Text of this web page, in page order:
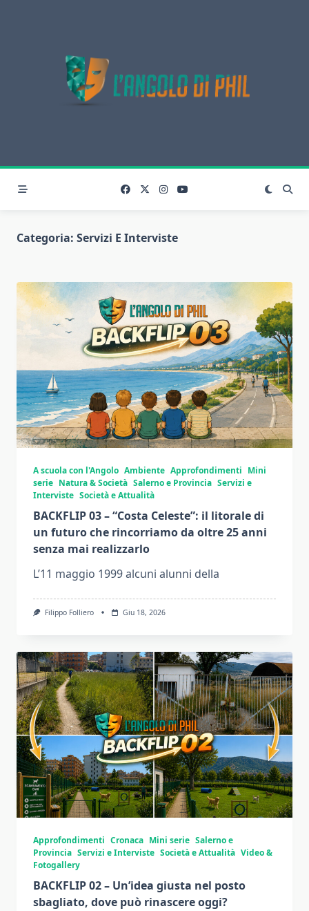
Categoria: Servizi E Interviste
A scuola con l'Angolo Ambiente Approfondimenti Mini
serie Natura & Società Salerno e Provincia Servizi e
Interviste Società e Attualità
BACKFLIP 03 – “Costa Celeste”: il litorale di
un futuro che rincorriamo da oltre 25 anni
senza mai realizzarlo
L’11 maggio 1999 alcuni alunni della
Filippo Folliero Giu 18, 2026
Approfondimenti Cronaca Mini serie Salerno e
Provincia Servizi e Interviste Società e Attualità Video &
Fotogallery
BACKFLIP 02 – Un’idea giusta nel posto
sbagliato, dove può rinascere oggi?